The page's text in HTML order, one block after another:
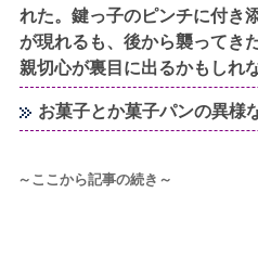
れた。鍵っ子のピンチに付き
が現れるも、後から襲ってき
親切心が裏目に出るかもしれ
お菓子とか菓子パンの異様
～ここから記事の続き～